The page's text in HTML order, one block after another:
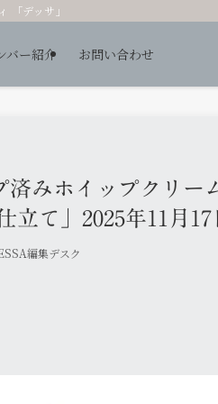
「デッサ」
バー紹介 お問い合わせ
みホイップクリー
立て」2025年11月
編集デスク